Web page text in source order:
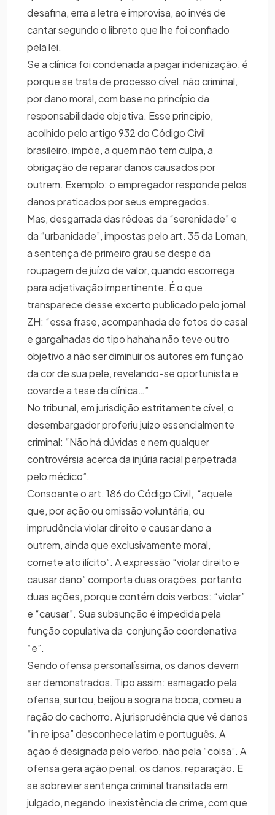
desafina, erra a letra e improvisa, ao invés de
cantar segundo o libreto que lhe foi confiado
pela lei.
Se a clínica foi condenada a pagar indenização, é
porque se trata de processo cível, não criminal,
por dano moral, com base no princípio da
responsabilidade objetiva. Esse princípio,
acolhido pelo artigo 932 do Código Civil
brasileiro, impõe, a quem não tem culpa, a
obrigação de reparar danos causados por
outrem. Exemplo: o empregador responde pelos
danos praticados por seus empregados.
Mas, desgarrada das rédeas da “serenidade” e
da “urbanidade”, impostas pelo art. 35 da Loman,
a sentença de primeiro grau se despe da
roupagem de juízo de valor, quando escorrega
para adjetivação impertinente. É o que
transparece desse excerto publicado pelo jornal
ZH: “essa frase, acompanhada de fotos do casal
e gargalhadas do tipo hahaha não teve outro
objetivo a não ser diminuir os autores em função
da cor de sua pele, revelando-se oportunista e
covarde a tese da clínica…”
No tribunal, em jurisdição estritamente cível, o
desembargador proferiu juízo essencialmente
criminal: “Não há dúvidas e nem qualquer
controvérsia acerca da injúria racial perpetrada
pelo médico”.
Consoante o art. 186 do Código Civil, “aquele
que, por ação ou omissão voluntária, ou
imprudência violar direito e causar dano a
outrem, ainda que exclusivamente moral,
comete ato ilícito”. A expressão “violar direito e
causar dano” comporta duas orações, portanto
duas ações, porque contém dois verbos: “violar”
e “causar”. Sua subsunção é impedida pela
função copulativa da conjunção coordenativa
“e”.
Sendo ofensa personalíssima, os danos devem
ser demonstrados. Tipo assim: esmagado pela
ofensa, surtou, beijou a sogra na boca, comeu a
ração do cachorro. A jurisprudência que vê danos
“in re ipsa” desconhece latim e português. A
ação é designada pelo verbo, não pela “coisa”. A
ofensa gera ação penal; os danos, reparação. E
se sobrevier sentença criminal transitada em
julgado, negando inexistência de crime, com que